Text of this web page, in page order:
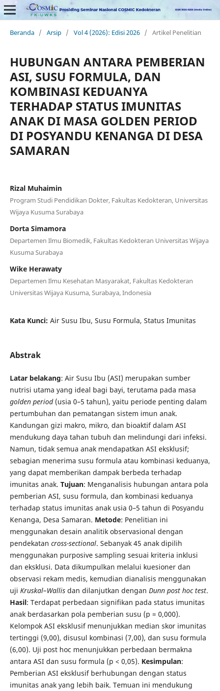
Beranda / Arsip / Vol 4 (2026): Edisi 2026 / Artikel Penelitian
HUBUNGAN ANTARA PEMBERIAN
ASI, SUSU FORMULA, DAN
KOMBINASI KEDUANYA
TERHADAP STATUS IMUNITAS
ANAK DI MASA GOLDEN PERIOD
DI POSYANDU KENANGA DI DESA
SAMARAN
Rizal Muhaimin
Program Studi Pendidikan Dokter, Fakultas Kedokteran, Universitas
Wijaya Kusuma Surabaya
Dorta Simamora
Departemen Ilmu Biomedik, Fakultas Kedokteran Universitas Wijaya
Kusuma Surabaya
Wike Herawaty
Departemen Ilmu Kesehatan Masyarakat, Fakultas Kedokteran
Universitas Wijaya Kusuma, Surabaya, Indonesia
Kata Kunci: Air Susu Ibu, Susu Formula, Status Imunitas
Abstrak
Latar belakang: Air Susu Ibu (ASI) merupakan sumber
nutrisi utama yang ideal bagi bayi, terutama pada masa
golden period(usia 0–5 tahun), yaitu periode penting dalam
pertumbuhan dan pematangan sistem imun anak.
Kandungan gizi makro, mikro, dan bioaktif dalam ASI
mendukung daya tahan tubuh dan melindungi dari infeksi.
Namun, tidak semua anak mendapatkan ASI eksklusif;
sebagian menerima susu formula atau kombinasi keduanya,
yang dapat memberikan dampak berbeda terhadap
imunitas anak. Tujuan: Menganalisis hubungan antara pola
pemberian ASI, susu formula, dan kombinasi keduanya
terhadap status imunitas anak usia 0–5 tahun di Posyandu
Kenanga, Desa Samaran. Metode: Penelitian ini
menggunakan desain analitik observasional dengan
pendekatan cross-sectional. Sebanyak 45 anak dipilih
menggunakan purposive sampling sesuai kriteria inklusi
dan eksklusi. Data dikumpulkan melalui kuesioner dan
observasi rekam medis, kemudian dianalisis menggunakan
uji Kruskal–Wallisdan dilanjutkan dengan Dunn post hoc test.
Hasil: Terdapat perbedaan signifikan pada status imunitas
anak berdasarkan pola pemberian susu (p = 0,000).
Kelompok ASI eksklusif menunjukkan median skor imunitas
tertinggi (9,00), disusul kombinasi (7,00), dan susu formula
(6,00). Uji post hoc menunjukkan perbedaan bermakna
antara ASI dan susu formula (p < 0,05). Kesimpulan:
Pemberian ASI eksklusif berhubungan dengan status
imunitas anak yang lebih baik. Temuan ini mendukung